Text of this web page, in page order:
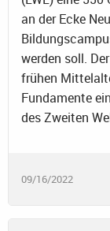
an der Ecke
werden soll.
frühen
Fundamente
des Zweiten
09/16/2022